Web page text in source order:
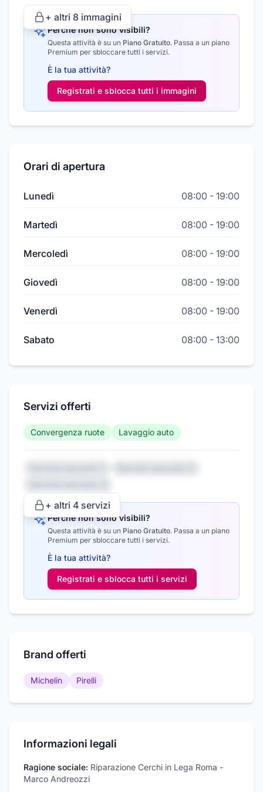
+ altri 8 immagini
Perché non sono visibili?
Questa attività è su un Piano Gratuito. Passa a un piano
Premium per sbloccare tutti i servizi.
È la tua attività?
Registrati e sblocca tutti i immagini
Orari di apertura
Lunedì 08:00 - 19:00
Martedì 08:00 - 19:00
Mercoledì 08:00 - 19:00
Giovedì 08:00 - 19:00
Venerdì 08:00 - 19:00
Sabato 08:00 - 13:00
Servizi offerti
Convergenza ruote Lavaggio auto
+ altri 4 servizi
Perché non sono visibili?
Questa attività è su un Piano Gratuito. Passa a un piano
Premium per sbloccare tutti i servizi.
È la tua attività?
Registrati e sblocca tutti i servizi
Brand offerti
Michelin Pirelli
Informazioni legali
Ragione sociale: Riparazione Cerchi in Lega Roma -
Marco Andreozzi